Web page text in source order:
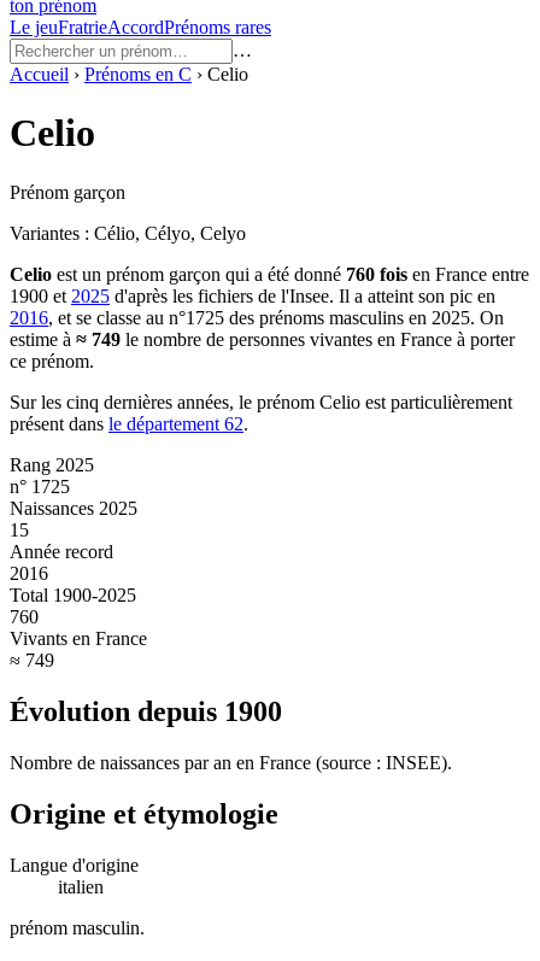
ton prénom
Le jeuFratrieAccordPrénoms rares
…
Accueil › Prénoms en C › Celio
Celio
Prénom garçon
Variantes : Célio, Célyo, Celyo
Celio est un prénom garçon qui a été donné 760 fois en France entre
1900 et 2025 d'après les fichiers de l'Insee. Il a atteint son pic en
2016, et se classe au n°1725 des prénoms masculins en 2025. On
estime à ≈ 749 le nombre de personnes vivantes en France à porter
ce prénom.
Sur les cinq dernières années, le prénom Celio est particulièrement
présent dans le département 62.
Rang 2025
n° 1725
Naissances 2025
15
Année record
2016
Total 1900-2025
760
Vivants en France
≈ 749
Évolution depuis 1900
Nombre de naissances par an en France (source : INSEE).
Origine et étymologie
Langue d'origine
italien
prénom masculin.